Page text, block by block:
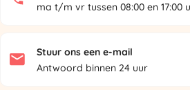
ma t/m vr tussen 08:00 en 17:00
Stuur ons een e-mail
Antwoord binnen 24 uur